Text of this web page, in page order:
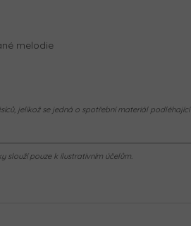
melodie
jelikož se jedná o spotřební materiál podléhající
slouží pouze k ilustrativním účelům.